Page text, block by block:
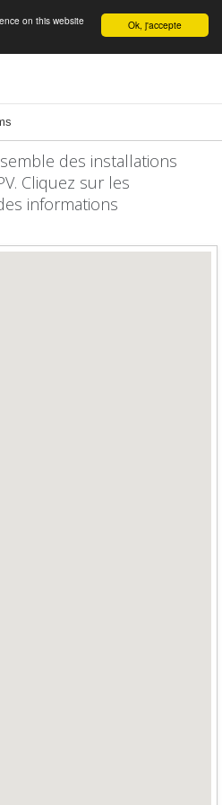
English Ok, j'accepte
on this website
des installations
Cliquez sur les
informations